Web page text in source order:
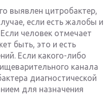
выявлен цитробактер,
если есть жалобы и
человек отмечает
быть, это и есть
Если какого-либо
канала
диагностической
для назначения